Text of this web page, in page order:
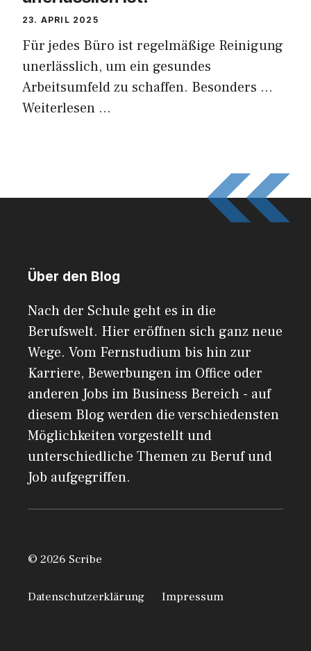
23. APRIL 2025
Für jedes Büro ist regelmäßige Reinigung
unerlässlich, um ein gesundes
Arbeitsumfeld zu schaffen. Besonders …
Weiterlesen …
Über den Blog
Nach der Schule geht es in die
Berufswelt. Hier eröffnen sich ganz neue
Wege. Vom Fernstudium bis hin zur
Karriere, Bewerbungen im Office oder
anderen Jobs im Business Bereich - auf
diesem Blog werden die verschiedensten
Möglichkeiten vorgestellt und
unterschiedliche Themen zu Beruf und
Job aufgegriffen.
© 2026 Scribe
Datenschutzerklärung Impressum